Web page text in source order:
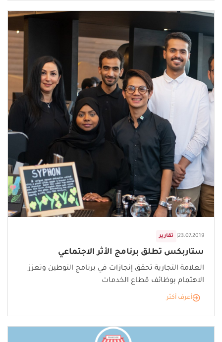
تقارير 23.07.2019
ستاربكس تطلق برنامج الأثر الاجتماعي
العلامة التجارية تحقق إنجازات في برنامج التوطين وتعزز
الاهتمام بوظائف قطاع الخدمات
أعرف أكثر